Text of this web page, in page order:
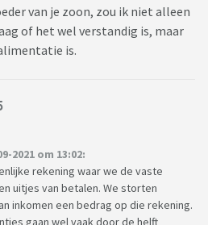
van je zoon, zou ik niet alleen
of het wel verstandig is, maar
is.
2021 om 13:02:
rekening waar we de vaste
uitjes van betalen. We storten
inkomen een bedrag op die rekening.
gaan wel vaak door de helft